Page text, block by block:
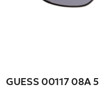
GUESS 00117 08A